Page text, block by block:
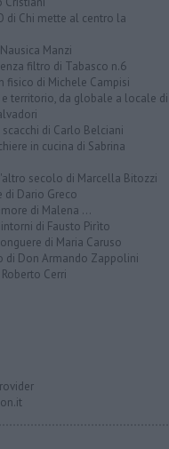
di Chi mette al centro la
Manzi
filtro di Tabasco n.6
fisico di Michele Campisi
territorio, da globale a locale di
scacchi di Carlo Belciani
in cucina di Sabrina
secolo di Marcella Bitozzi
di Dario Greco
di Malena ...
di Fausto Pirìto
di Maria Caruso
di Don Armando Zappolini
Cerri